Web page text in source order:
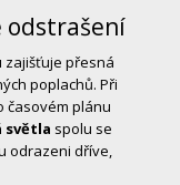
odstrašení
zajišťuje přesná
poplachů. Při
časovém plánu
světla spolu se
odrazeni dříve,